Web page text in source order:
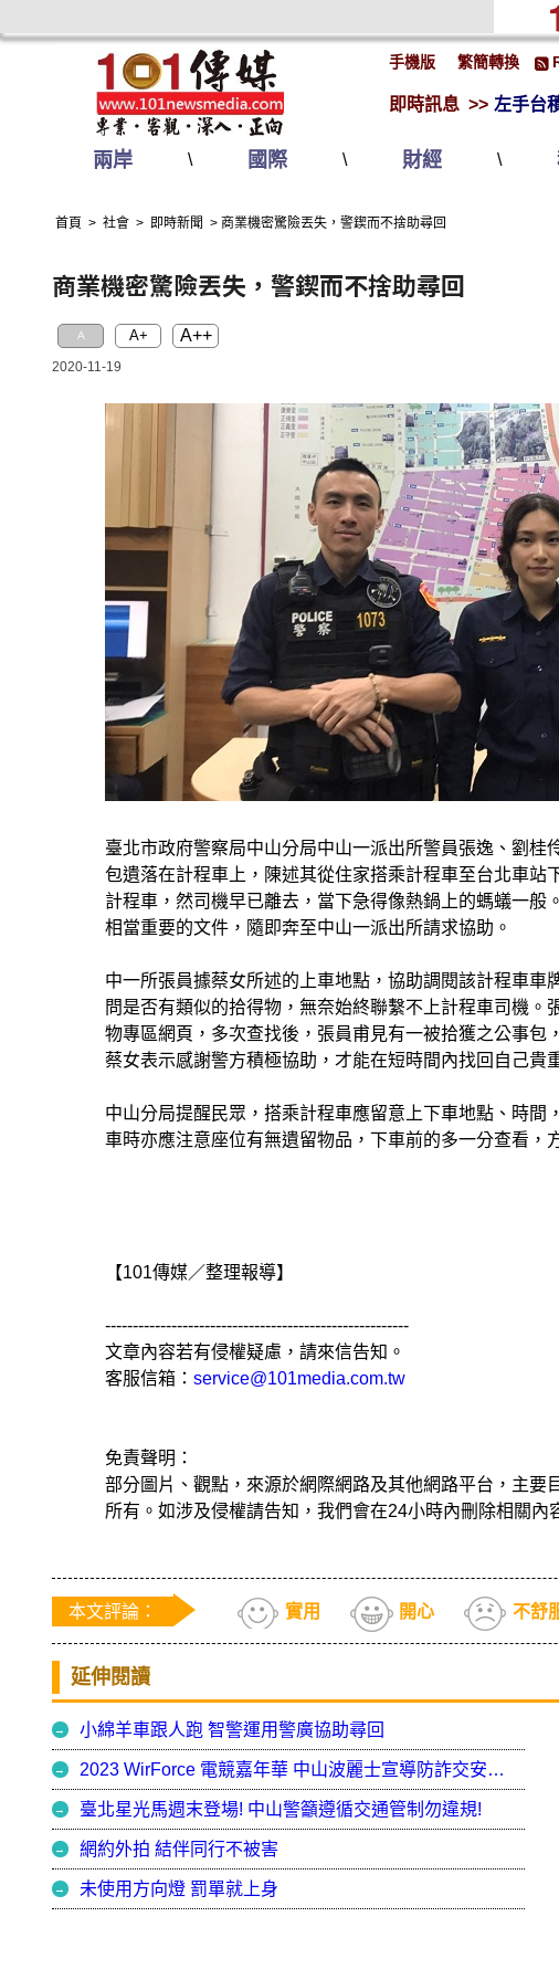
手機版 繁簡轉換
即時訊息 >> 左手台
兩岸 \ 國際 \ 財經 \
首頁 > 社會 > 即時新聞 > 商業機密驚險丟失，警鍥而不捨助尋回
商業機密驚險丟失，警鍥而不捨助尋回
A A+ A++
2020-11-19
臺北市政府警察局中山分局中山一派出所警員張逸、劉
包遺落在計程車上，陳述其從住家搭乘計程車至台北車
計程車，然司機早已離去，當下急得像熱鍋上的螞蟻一般
相當重要的文件，隨即奔至中山一派出所請求協助。
中一所張員據蔡女所述的上車地點，協助調閱該計程車
問是否有類似的拾得物，無奈始終聯繫不上計程車司機
物專區網頁，多次查找後，張員甫見有一被拾獲之公事包
蔡女表示感謝警方積極協助，才能在短時間內找回自己貴
中山分局提醒民眾，搭乘計程車應留意上下車地點、時
車時亦應注意座位有無遺留物品，下車前的多一分查看，
【101傳媒／整理報導】
-------------------------------------------------------
文章內容若有侵權疑慮，請來信告知。
客服信箱： service@101media.com.tw
免責聲明：
部分圖片、觀點，來源於網際網路及其他網路平台，主
所有。如涉及侵權請告知，我們會在24小時內刪除相關內
本文評論： 實用 開心 不舒
延伸閱讀
小綿羊車跟人跑 智警運用警廣協助尋回
2023 WirForce 電競嘉年華 中山波麗士宣導防詐交安遠離被害
臺北星光馬週末登場! 中山警籲遵循交通管制勿違規!
網約外拍 結伴同行不被害
未使用方向燈 罰單就上身